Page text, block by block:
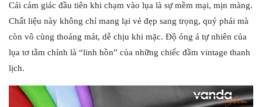
Cái cảm giác đầu tiên khi chạm vào lụa là sự mềm mại, mịn màng.
Chất liệu này không chỉ mang lại vẻ đẹp sang trọng, quý phái mà
còn vô cùng thoáng mát, dễ chịu khi mặc. Độ óng ả tự nhiên của
lụa tơ tằm chính là “linh hồn” của những chiếc đầm vintage thanh
lịch.